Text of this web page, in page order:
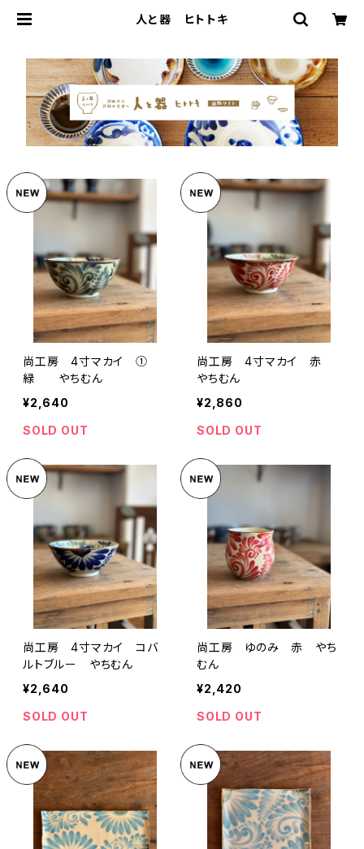
人と器 ヒトトキ
尚工房 4寸マカイ ①
緑 やちむん
¥2,640
SOLD OUT
尚工房 4寸マカイ 赤
やちむん
¥2,860
SOLD OUT
尚工房 4寸マカイ コバ
ルトブルー やちむん
¥2,640
SOLD OUT
尚工房 ゆのみ 赤 やち
むん
¥2,420
SOLD OUT